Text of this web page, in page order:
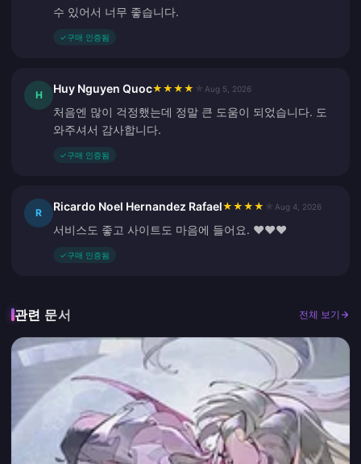
수 있어서 너무 좋습니다.
✓구매 인증됨
H Huy Nguyen Quoc★ ★ ★ ★ Aug 5, 2026
처음엔 많이 걱정했는데 정말 큰 도움이 되었습니다. 도
와주셔서 감사합니다.
✓구매 인증됨
R Ricardo Noel Hernandez Rafael★ ★ ★ ★ Aug 4, 2026
서비스도 좋고 사이트도 마음에 들어요. ❤️❤️❤️
✓구매 인증됨
관련 문서 전체 보기